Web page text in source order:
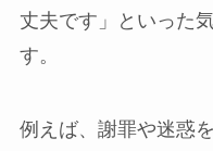
丈夫です」といった
す。
例えば、謝罪や迷惑